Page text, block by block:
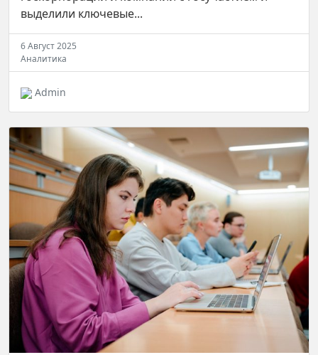
выделили ключевые...
6 Август 2025
Аналитика
Admin